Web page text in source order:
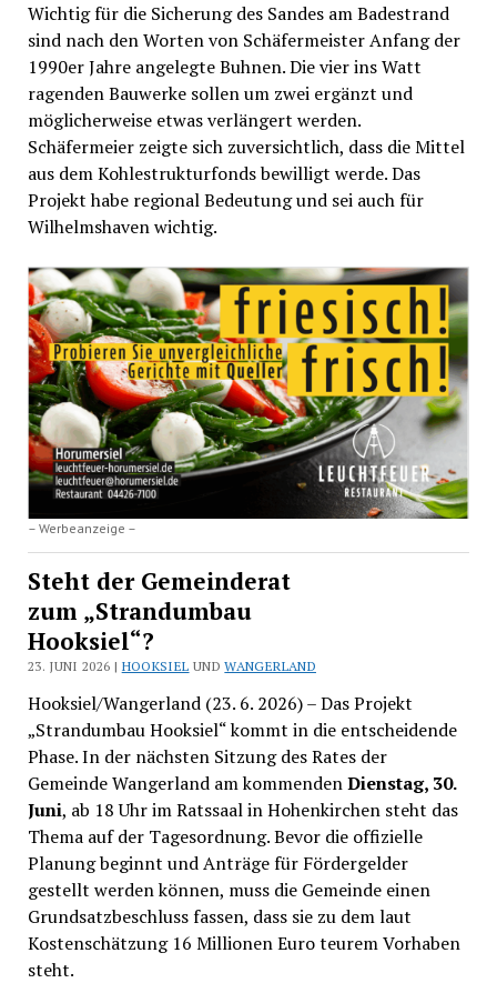
Wichtig für die Sicherung des Sandes am Badestrand
sind nach den Worten von Schäfermeister Anfang der
1990er Jahre angelegte Buhnen. Die vier ins Watt
ragenden Bauwerke sollen um zwei ergänzt und
möglicherweise etwas verlängert werden.
Schäfermeier zeigte sich zuversichtlich, dass die Mittel
aus dem Kohlestrukturfonds bewilligt werde. Das
Projekt habe regional Bedeutung und sei auch für
Wilhelmshaven wichtig.
– Werbeanzeige –
Steht der Gemeinderat
zum „Strandumbau
Hooksiel“?
23. JUNI 2026 | HOOKSIEL UNDWANGERLAND
Hooksiel/Wangerland (23. 6. 2026) – Das Projekt
„Strandumbau Hooksiel“ kommt in die entscheidende
Phase. In der nächsten Sitzung des Rates der
Gemeinde Wangerland am kommendenDienstag, 30.
Juni, ab 18 Uhr im Ratssaal in Hohenkirchen steht das
Thema auf der Tagesordnung. Bevor die offizielle
Planung beginnt und Anträge für Fördergelder
gestellt werden können, muss die Gemeinde einen
Grundsatzbeschluss fassen, dass sie zu dem laut
Kostenschätzung 16 Millionen Euro teurem Vorhaben
steht.